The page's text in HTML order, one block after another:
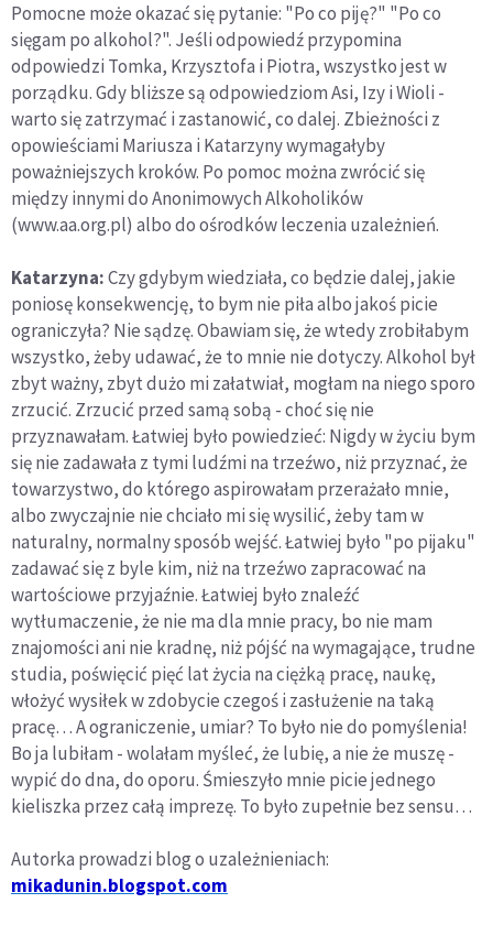
Pomocne może okazać się pytanie: "Po co piję?" "Po co
sięgam po alkohol?". Jeśli odpowiedź przypomina
odpowiedzi Tomka, Krzysztofa i Piotra, wszystko jest w
porządku. Gdy bliższe są odpowiedziom Asi, Izy i Wioli -
warto się zatrzymać i zastanowić, co dalej. Zbieżności z
opowieściami Mariusza i Katarzyny wymagałyby
poważniejszych kroków. Po pomoc można zwrócić się
między innymi do Anonimowych Alkoholików
(www.aa.org.pl) albo do ośrodków leczenia uzależnień.
Katarzyna:Czy gdybym wiedziała, co będzie dalej, jakie
poniosę konsekwencję, to bym nie piła albo jakoś picie
ograniczyła? Nie sądzę. Obawiam się, że wtedy zrobiłabym
wszystko, żeby udawać, że to mnie nie dotyczy. Alkohol był
zbyt ważny, zbyt dużo mi załatwiał, mogłam na niego sporo
zrzucić. Zrzucić przed samą sobą - choć się nie
przyznawałam. Łatwiej było powiedzieć: Nigdy w życiu bym
się nie zadawała z tymi ludźmi na trzeźwo, niż przyznać, że
towarzystwo, do którego aspirowałam przerażało mnie,
albo zwyczajnie nie chciało mi się wysilić, żeby tam w
naturalny, normalny sposób wejść. Łatwiej było "po pijaku"
zadawać się z byle kim, niż na trzeźwo zapracować na
wartościowe przyjaźnie. Łatwiej było znaleźć
wytłumaczenie, że nie ma dla mnie pracy, bo nie mam
znajomości ani nie kradnę, niż pójść na wymagające, trudne
studia, poświęcić pięć lat życia na ciężką pracę, naukę,
włożyć wysiłek w zdobycie czegoś i zasłużenie na taką
pracę… A ograniczenie, umiar? To było nie do pomyślenia!
Bo ja lubiłam - wolałam myśleć, że lubię, a nie że muszę -
wypić do dna, do oporu. Śmieszyło mnie picie jednego
kieliszka przez całą imprezę. To było zupełnie bez sensu…
Autorka prowadzi blog o uzależnieniach:
mikadunin.blogspot.com